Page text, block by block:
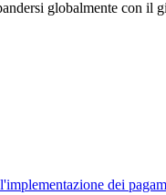
globalmente con il
dei